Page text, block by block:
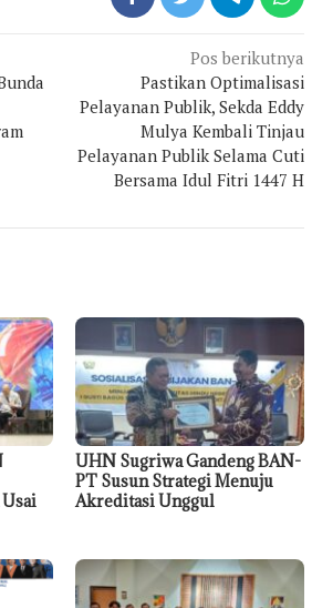
Pos berikutnya
Pastikan Optimalisasi
Pelayanan Publik, Sekda Eddy
Mulya Kembali Tinjau
Pelayanan Publik Selama Cuti
Bersama Idul Fitri 1447 H
UHN Sugriwa Gandeng BAN-
PT Susun Strategi Menuju
Akreditasi Unggul